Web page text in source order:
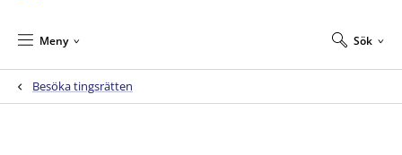
Sök
Meny
Besöka tingsrätten